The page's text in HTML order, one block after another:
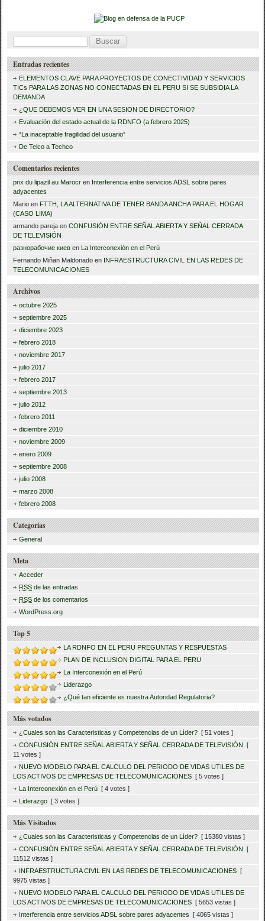
B
u
s
c
r
:
Entradas recientes
ELEMENTOS CLAVE PARA PROYECTOS DE CONECTIVIDAD Y SERVICIOS
TICs PARA LAS ZONAS NO CONECTADAS EN EL PERU SI SE SUBSIDIA LA
DEMANDA
¿QUE DEBEMOS VER EN UNA SESION DE DIRECTORIO?
Evaluación del estado actual de la RDNFO (a febrero 2025)
“La inaceptable fragilidad del usuario”
De Telco a Techco
Comentarios recientes
prix du lipazil au Marocr en Interferencia entre servicios ADSL sobre pares
adyacentes
Mario en FTTH, LA ALTERNATIVA DE TENER BANDA ANCHA PARA EL HOGAR
(CASO LIMA)
armando pareja enCONFUSIÓN ENTRE SEÑAL ABIERTA Y SEÑAL CERRADA
DE TELEVISIÓN
разнорабочие киев en La Interconexión en el Perú
Fernando Miñan Maldonado en INFRAESTRUCTURA CIVIL EN LAS REDES DE
TELECOMUNICACIONES
Archivos
octubre 2025
septiembre 2025
diciembre 2023
febrero 2018
noviembre 2017
julio 2017
febrero 2017
septiembre 2013
julio 2012
febrero 2011
diciembre 2010
noviembre 2009
enero 2009
septiembre 2008
julio 2008
marzo 2008
febrero 2008
Categorías
General
Meta
Acceder
RSS de las entradas
RSS de los comentarios
WordPress.org
Top 5
LA RDNFO EN EL PERU PREGUNTAS Y RESPUESTAS
PLAN DE INCLUSION DIGITAL PARA EL PERU
La Interconexión en el Perú
Liderazgo
¿Qué tan eficiente es nuestra Autoridad Regulatoria?
Más votados
¿Cuales son las Caracteristicas y Competencias de un Lìder? [ 51 votes ]
CONFUSIÓN ENTRE SEÑAL ABIERTA Y SEÑAL CERRADA DE TELEVISIÓN [
11 votes ]
NUEVO MODELO PARA EL CALCULO DEL PERIODO DE VIDAS UTILES DE
LOS ACTIVOS DE EMPRESAS DE TELECOMUNICACIONES [ 5 votes ]
La Interconexión en el Perú [ 4 votes ]
Liderazgo [ 3 votes ]
Más Visitados
¿Cuales son las Caracteristicas y Competencias de un Lìder? [ 15380 vistas ]
CONFUSIÓN ENTRE SEÑAL ABIERTA Y SEÑAL CERRADA DE TELEVISIÓN [
11512 vistas ]
INFRAESTRUCTURA CIVIL EN LAS REDES DE TELECOMUNICACIONES [
9975 vistas ]
NUEVO MODELO PARA EL CALCULO DEL PERIODO DE VIDAS UTILES DE
LOS ACTIVOS DE EMPRESAS DE TELECOMUNICACIONES [ 5653 vistas ]
Interferencia entre servicios ADSL sobre pares adyacentes [ 4065 vistas ]